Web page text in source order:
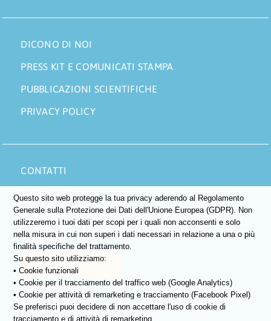
DICONO DI NOI
PRESS KIT E COMUNICATI STAMPA
PUBBLICAZIONI SCIENTIFICHE
PRIVACY POLICY
CONTATTI
AREA SOCI
DONA ORA
5×1000
Questo sito web protegge la tua privacy aderendo al Regolamento
Generale sulla Protezione dei Dati dell'Unione Europea (GDPR). Non
utilizzeremo i tuoi dati per scopi per i quali non acconsenti e solo
nella misura in cui non superi i dati necessari in relazione a una o più
finalità specifiche del trattamento.
Su questo sito utilizziamo:
• Cookie funzionali
• Cookie per il tracciamento del traffico web (Google Analytics)
• Cookie per attività di remarketing e tracciamento (Facebook Pixel)
Se preferisci puoi decidere di non accettare l'uso di cookie di
tracciamento e di attività di remarketing.